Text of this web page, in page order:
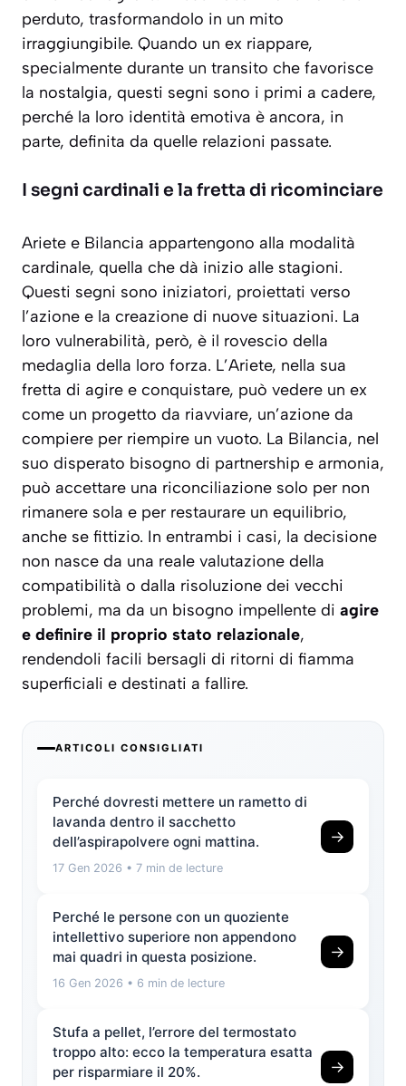
perduto, trasformandolo in un mito
irraggiungibile. Quando un ex riappare,
specialmente durante un transito che favorisce
la nostalgia, questi segni sono i primi a cadere,
perché la loro identità emotiva è ancora, in
parte, definita da quelle relazioni passate.
I segni cardinali e la fretta di ricominciare
Ariete e Bilancia appartengono alla modalità
cardinale, quella che dà inizio alle stagioni.
Questi segni sono iniziatori, proiettati verso
l’azione e la creazione di nuove situazioni. La
loro vulnerabilità, però, è il rovescio della
medaglia della loro forza. L’Ariete, nella sua
fretta di agire e conquistare, può vedere un ex
come un progetto da riavviare, un’azione da
compiere per riempire un vuoto. La Bilancia, nel
suo disperato bisogno di partnership e armonia,
può accettare una riconciliazione solo per non
rimanere sola e per restaurare un equilibrio,
anche se fittizio. In entrambi i casi, la decisione
non nasce da una reale valutazione della
compatibilità o dalla risoluzione dei vecchi
problemi, ma da un bisogno impellente di agire
e definire il proprio stato relazionale,
rendendoli facili bersagli di ritorni di fiamma
superficiali e destinati a fallire.
ARTICOLI CONSIGLIATI
Perché dovresti mettere un rametto di
lavanda dentro il sacchetto
dell’aspirapolvere ogni mattina.
17 Gen 2026 • 7 min de lecture
→
Perché le persone con un quoziente
intellettivo superiore non appendono
mai quadri in questa posizione.
16 Gen 2026 • 6 min de lecture
→
Stufa a pellet, l’errore del termostato
troppo alto: ecco la temperatura esatta
per risparmiare il 20%.
→